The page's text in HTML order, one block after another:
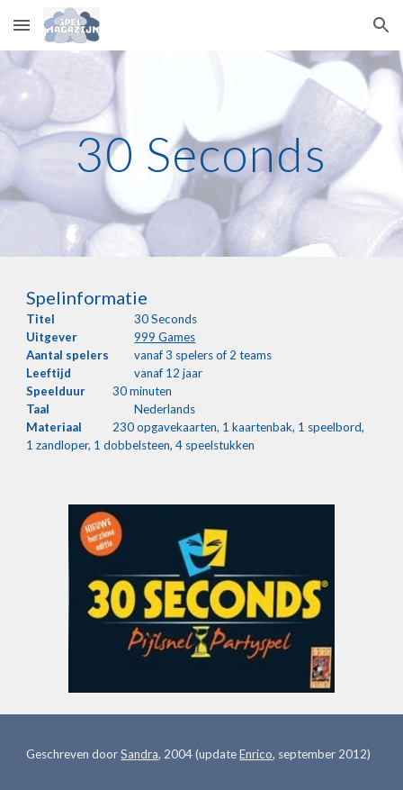
Skip to main content Skip to navigation
30 Seconds
Spelinformatie
Titel
30 Seconds
Uitgever
999 Games
Aantal spelers
vanaf 3 spelers of 2 teams
Leeftijd
vanaf 12 jaar
Speelduur
30 minuten
Taal
Nederlands
Materiaal
230 opgavekaarten, 1 kaartenbak, 1 speelbord,
1 zandloper, 1 dobbelsteen, 4 speelstukken
Geschreven door Sandra, 2004 (update Enrico, september 2012)